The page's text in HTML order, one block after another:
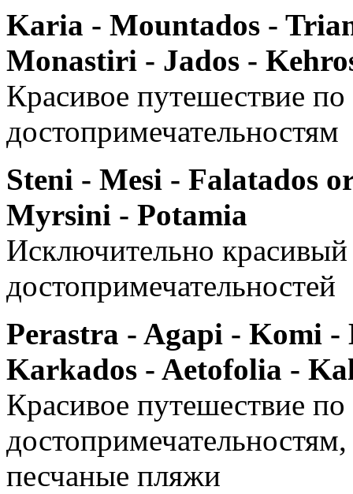
Karia - Mountados -
Monastiri - Jados -
Красивое путешествие
достопримечательностям
Steni - Mesi - Falatados
Myrsini - Potamia
Исключительно
достопримечательностей
Perastra - Agapi - Komi
Karkados - Aetofolia -
Красивое путешествие
песчаные пляжи